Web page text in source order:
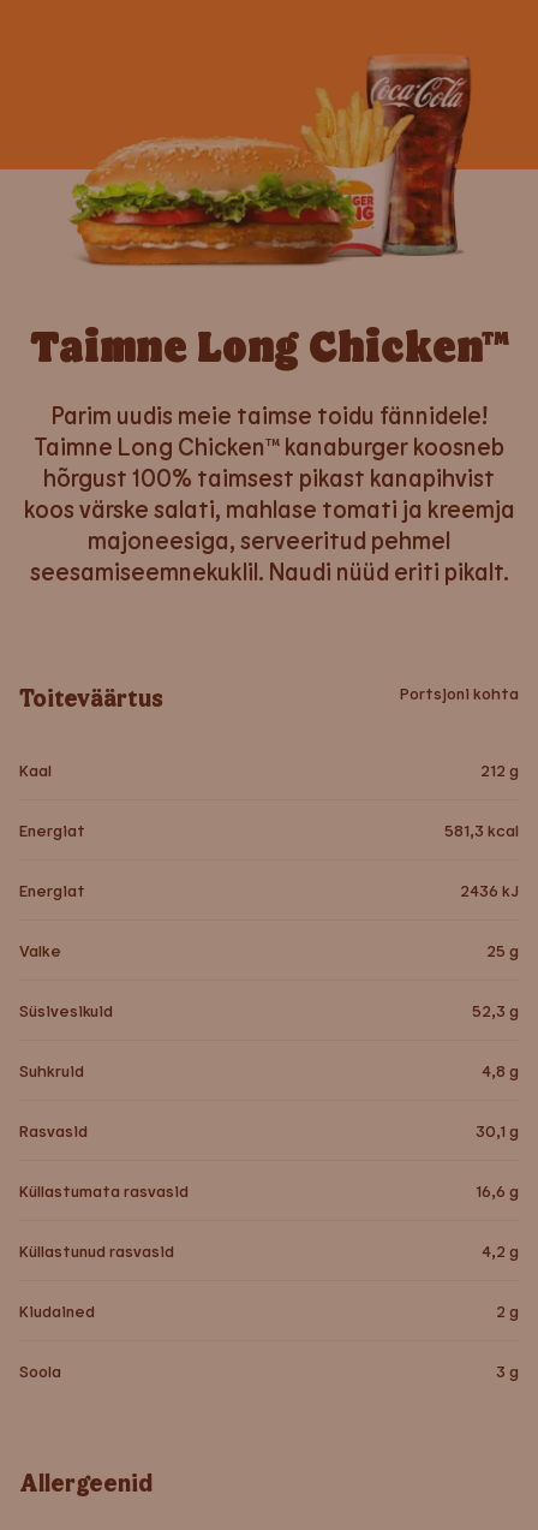
Taimne Long Chicken™
Parim uudis meie taimse toidu fännidele!
Taimne Long Chicken™ kanaburger koosneb
hõrgust 100% taimsest pikast kanapihvist
koos värske salati, mahlase tomati ja kreemja
majoneesiga, serveeritud pehmel
seesamiseemnekuklil. Naudi nüüd eriti pikalt.
Toiteväärtus Portsjoni kohta
Kaal 212 g
Energiat 581,3 kcal
Energiat 2436 kJ
Valke 25 g
Süsivesikuid 52,3 g
Suhkruid 4,8 g
Rasvasid 30,1 g
Küllastumata rasvasid 16,6 g
Küllastunud rasvasid 4,2 g
Kiudained 2 g
Soola 3 g
Allergeenid